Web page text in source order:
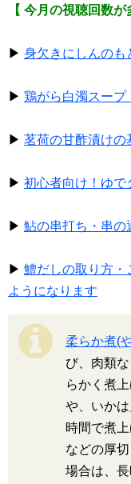
【 今月の視聴回数が
▶ 身欠きにしんのも
▶ 鶏がら白濁スープ
▶ 茗荷の甘酢漬けの
▶ 初心者向け！ゆで
▶ 鮎の串打ち・串の
▶ 鱧だしの取り方・
ようになります
柔らか煮(
び、肉類
らかく煮
や、いか
時間で煮
などの厚
場合は、